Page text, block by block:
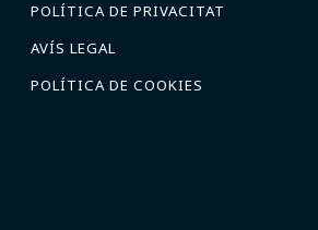
POLÍTICA DE PRIVACITAT
AVÍS LEGAL
POLÍTICA DE COOKIES